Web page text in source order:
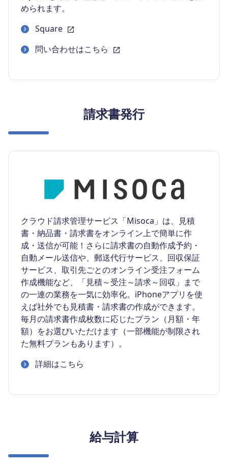
められます。
Square
問い合わせはこちら
請求書発行
クラウド請求管理サービス「Misoca」は、見積
書・納品書・請求書をオンライン上で簡単に作
成・送信が可能！さらに請求書の自動作成予約・
自動メール送信や、郵送代行サービス、回収保証
サービス、取引先ごとのオンライン受注フォーム
作成機能など、「見積～受注～請求～回収」まで
の一連の業務を一気に効率化。iPhoneアプリを使
えば社外でも見積書・請求書の作成ができます。
毎月の請求書作成枚数に応じたプラン（月額・年
額）をお選びいただけます（一部機能が制限され
た無料プランもあります）。
詳細はこちら
給与計算